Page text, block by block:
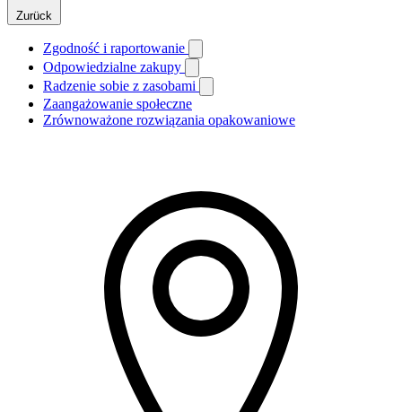
Zurück
Zgodność i raportowanie
Odpowiedzialne zakupy
Radzenie sobie z zasobami
Zaangażowanie społeczne
Zrównoważone rozwiązania opakowaniowe